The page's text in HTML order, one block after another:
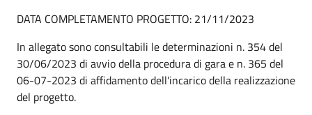
DATA COMPLETAMENTO PROGETTO: 21/11/2023
In allegato sono consultabili le determinazioni n. 354 del
30/06/2023 di avvio della procedura di gara e n. 365 del
06-07-2023 di affidamento dell'incarico della realizzazione
del progetto.